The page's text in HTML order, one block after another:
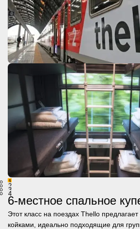
1
2
3
4
6-местное спальное
Этот класс на поездах Thello
койками, идеально подходящие для